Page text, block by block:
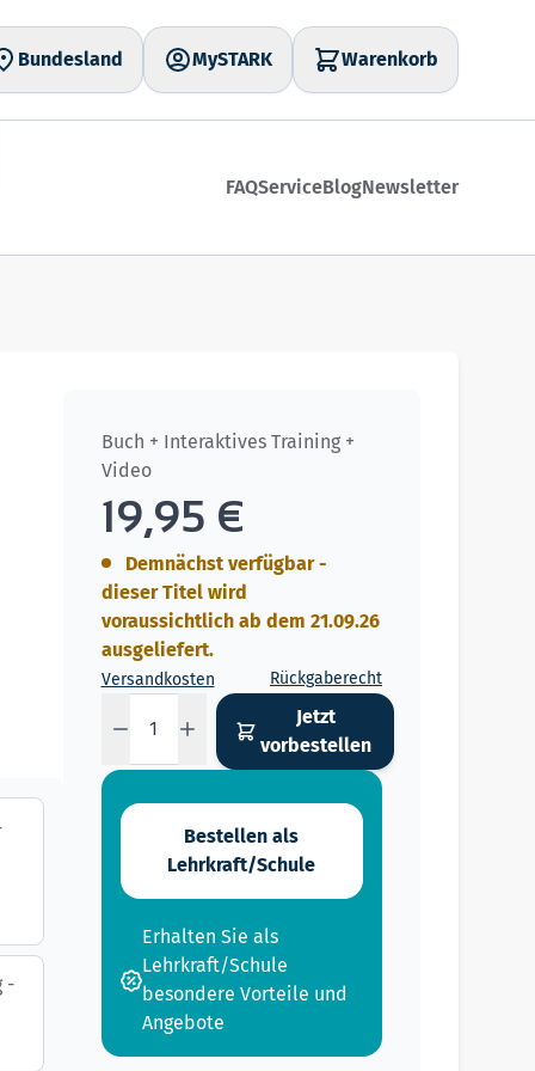
Bundesland MySTARK Warenkorb
FAQServiceBlogNewsletter
-
Buch + Interaktives Training +
Video
19,95 €
Demnächst verfügbar -
dieser Titel wird
voraussichtlich ab dem 21.09.26
ausgeliefert.
Versandkosten Rückgaberecht
Jetzt
vorbestellen
Bestellen als
Lehrkraft/Schule
Erhalten Sie als
Lehrkraft/Schule
besondere Vorteile und
Angebote